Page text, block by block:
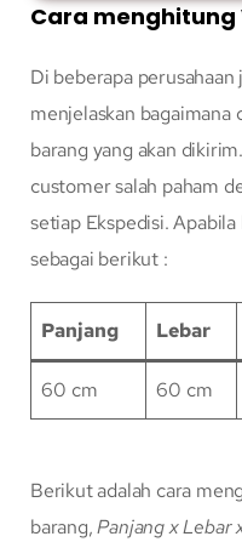
Cara menghitung
Di beberapa
menjelaskan
barang yang akan
customer salah paham
setiap Ekspedisi.
sebagai berikut :
Panjang Lebar
60 cm 60 cm
Berikut adalah cara
barang,Panjang x